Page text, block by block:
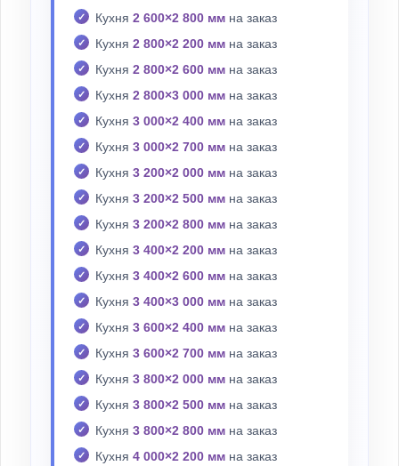
Кухня 2 600×2 800 мм на заказ
Кухня 2 800×2 200 мм на заказ
Кухня 2 800×2 600 мм на заказ
Кухня 2 800×3 000 мм на заказ
Кухня 3 000×2 400 мм на заказ
Кухня 3 000×2 700 мм на заказ
Кухня 3 200×2 000 мм на заказ
Кухня 3 200×2 500 мм на заказ
Кухня 3 200×2 800 мм на заказ
Кухня 3 400×2 200 мм на заказ
Кухня 3 400×2 600 мм на заказ
Кухня 3 400×3 000 мм на заказ
Кухня 3 600×2 400 мм на заказ
Кухня 3 600×2 700 мм на заказ
Кухня 3 800×2 000 мм на заказ
Кухня 3 800×2 500 мм на заказ
Кухня 3 800×2 800 мм на заказ
Кухня 4 000×2 200 мм на заказ